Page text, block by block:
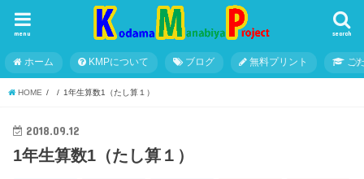
search
menu
ホーム KMPについて ブログ 無料プリント こ
HOME 1年生算数1（たし算１）
2018.09.12
1年生算数1（たし算１）